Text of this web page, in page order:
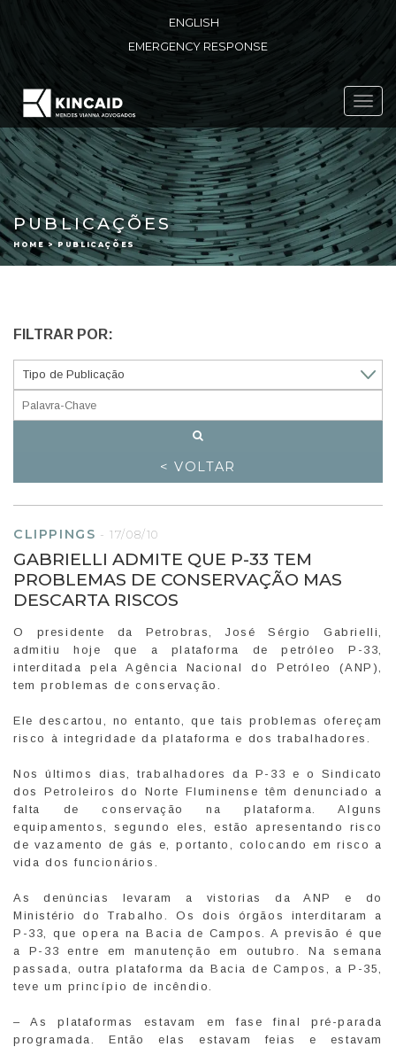
ENGLISH
EMERGENCY RESPONSE
PUBLICAÇÕES
HOME > PUBLICAÇÕES
FILTRAR POR:
< VOLTAR
CLIPPINGS -17/08/10
GABRIELLI ADMITE QUE P-33 TEM
PROBLEMAS DE CONSERVAÇÃO MAS
DESCARTA RISCOS
O presidente da Petrobras, José Sérgio Gabrielli,
admitiu hoje que a plataforma de petróleo P-33,
interditada pela Agência Nacional do Petróleo (ANP),
tem problemas de conservação.
Ele descartou, no entanto, que tais problemas ofereçam
risco à integridade da plataforma e dos trabalhadores.
Nos últimos dias, trabalhadores da P-33 e o Sindicato
dos Petroleiros do Norte Fluminense têm denunciado a
falta de conservação na plataforma. Alguns
equipamentos, segundo eles, estão apresentando risco
de vazamento de gás e, portanto, colocando em risco a
vida dos funcionários.
As denúncias levaram a vistorias da ANP e do
Ministério do Trabalho. Os dois órgãos interditaram a
P-33, que opera na Bacia de Campos. A previsão é que
a P-33 entre em manutenção em outubro. Na semana
passada, outra plataforma da Bacia de Campos, a P-35,
teve um princípio de incêndio.
– As plataformas estavam em fase final pré-parada
programada. Então elas estavam feias e estavam